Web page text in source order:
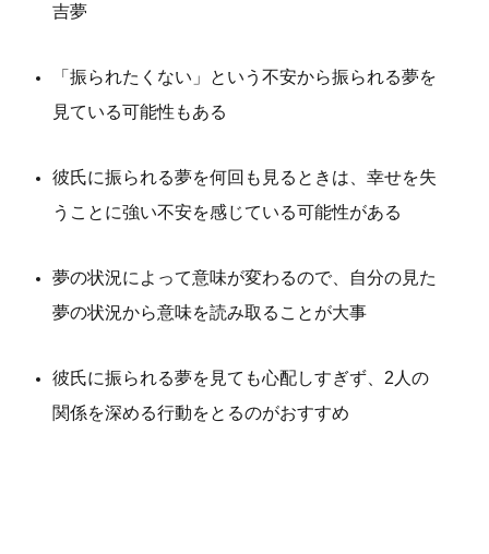
吉夢
「振られたくない」という不安から振られる夢を
見ている可能性もある
彼氏に振られる夢を何回も見るときは、幸せを失
うことに強い不安を感じている可能性がある
夢の状況によって意味が変わるので、自分の見た
夢の状況から意味を読み取ることが大事
彼氏に振られる夢を見ても心配しすぎず、2人の
関係を深める行動をとるのがおすすめ